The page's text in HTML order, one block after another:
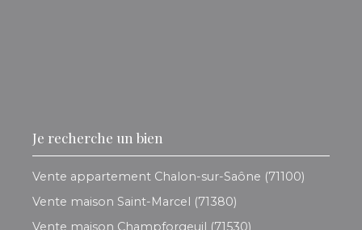
Je recherche un bien
Vente appartement Chalon-sur-Saône (71100)
Vente maison Saint-Marcel (71380)
Vente maison Champforgeuil (71530)